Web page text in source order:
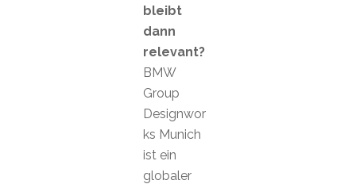
bleibt
dann
relevant?
BMW
Group
Designwor
ks Munich
ist ein
globaler